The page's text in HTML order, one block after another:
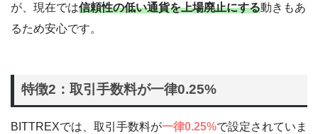
が、現在では信頼性の低い通貨を上場廃止にする動きもあ
るため安心です。
特徴2：取引手数料が一律0.25%
BITTREXでは、取引手数料が一律0.25%で設定されていま